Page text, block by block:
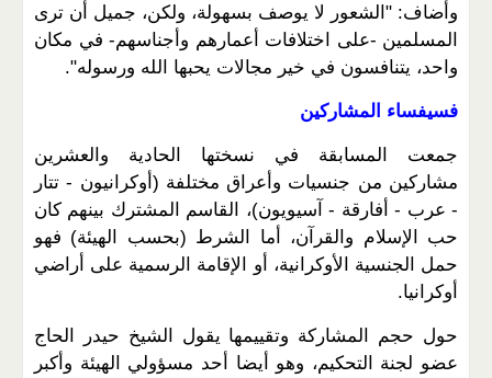
وأضاف: "الشعور لا يوصف بسهولة، ولكن، جميل أن ترى
المسلمين -على اختلافات أعمارهم وأجناسهم- في مكان
واحد، يتنافسون في خير مجالات يحبها الله ورسوله".
فسيفساء المشاركين
جمعت المسابقة في نسختها الحادية والعشرين
مشاركين من جنسيات وأعراق مختلفة (أوكرانيون - تتار
- عرب - أفارقة - آسيويون)، القاسم المشترك بينهم كان
حب الإسلام والقرآن، أما الشرط (بحسب الهيئة) فهو
حمل الجنسية الأوكرانية، أو الإقامة الرسمية على أراضي
أوكرانيا.
حول حجم المشاركة وتقييمها يقول الشيخ حيدر الحاج
عضو لجنة التحكيم، وهو أيضا أحد مسؤولي الهيئة وأكبر